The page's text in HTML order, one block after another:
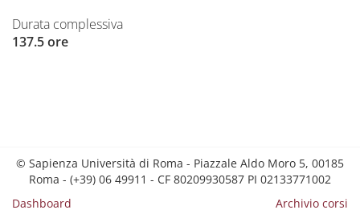
Durata complessiva
137.5 ore
© Sapienza Università di Roma - Piazzale Aldo Moro 5, 00185
Roma - (+39) 06 49911 - CF 80209930587 PI 02133771002
Dashboard
Archivio corsi